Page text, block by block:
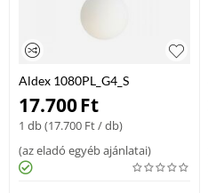
Aldex 1080PL_G4_S
mennyezeti lámpa fém / üveg 1
x max 40W E14
17.700Ft
1 db (17.700 Ft/ db)
(az eladó egyéb ajánlatai)